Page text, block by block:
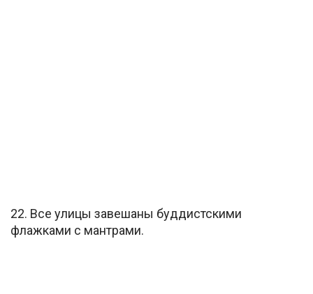
22. Все улицы завешаны буддистскими
флажками с мантрами.